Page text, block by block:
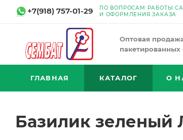
+7(918) 757-01-29
ПО ВОПРОСАМ РАБОТЫ
И ОФОРМЛЕНИЯ ЗАКАЗА
Оптовая
пакетированных
ГЛАВНАЯ КАТАЛОГ О
Базилик зеленый